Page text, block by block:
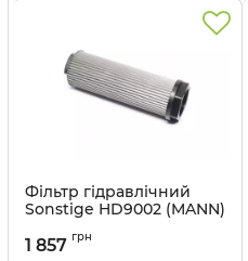
Фільтр гідравлічний
Sonstige HD9002 (MANN)
1 857 грн